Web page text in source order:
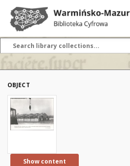
OBJECT
Show content